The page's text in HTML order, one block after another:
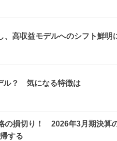
高収益モデルへのシフト鮮明
ル？ 気になる特徴は
の損切り！ 2026年3月期決算
する